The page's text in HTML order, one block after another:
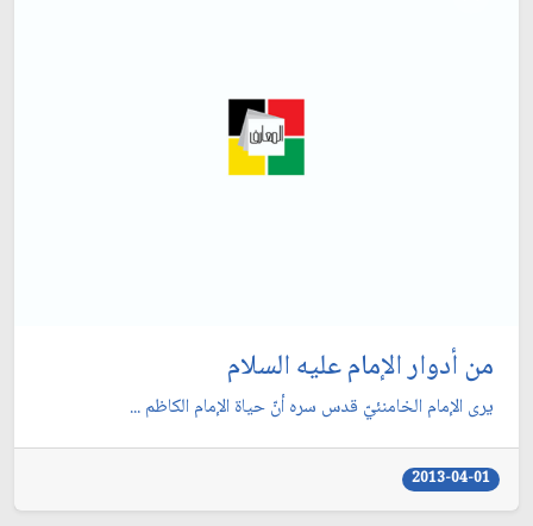
من أدوار الإمام عليه السلام
يرى الإمام الخامنئيّ قدس سره أنّ حياة الإمام الكاظم ...
2013-04-01